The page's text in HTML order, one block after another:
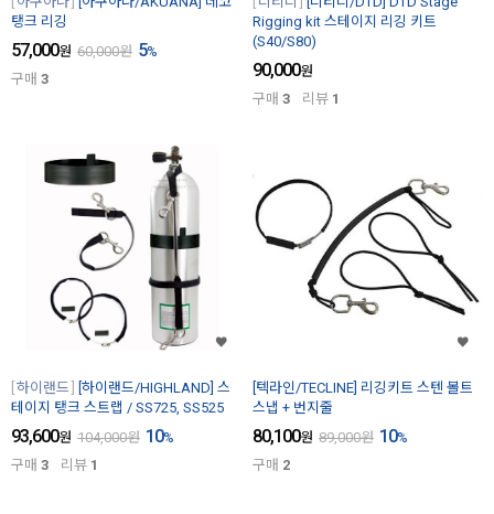
탱크 리깅
57,000원 60,000원 5%
구매 3
Rigging kit 스테이지 리깅 키트
(S40/S80)
90,000원
구매 3 리뷰 1
하이랜드
[하이랜드/HIGHLAND] 스
테이지 탱크 스트랩 / SS725, SS525
93,600원 104,000원 10%
구매 3 리뷰 1
[텍라인/TECLINE] 리깅키트 스텐 볼트
스냅 + 번지줄
80,100원 89,000원 10%
구매 2